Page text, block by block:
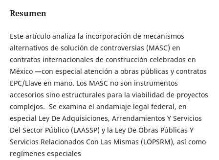
Resumen
Este artículo analiza la incorporación de mecanismos
alternativos de solución de controversias (MASC) en
contratos internacionales de construcción celebrados en
México —con especial atención a obras públicas y contratos
EPC/Llave en mano. Los MASC no son instrumentos
accesorios sino estructurales para la viabilidad de proyectos
complejos. Se examina el andamiaje legal federal, en
especial Ley De Adquisiciones, Arrendamientos Y Servicios
Del Sector Público (LAASSP) y la Ley De Obras Públicas Y
Servicios Relacionados Con Las Mismas (LOPSRM), así como
regímenes especiales